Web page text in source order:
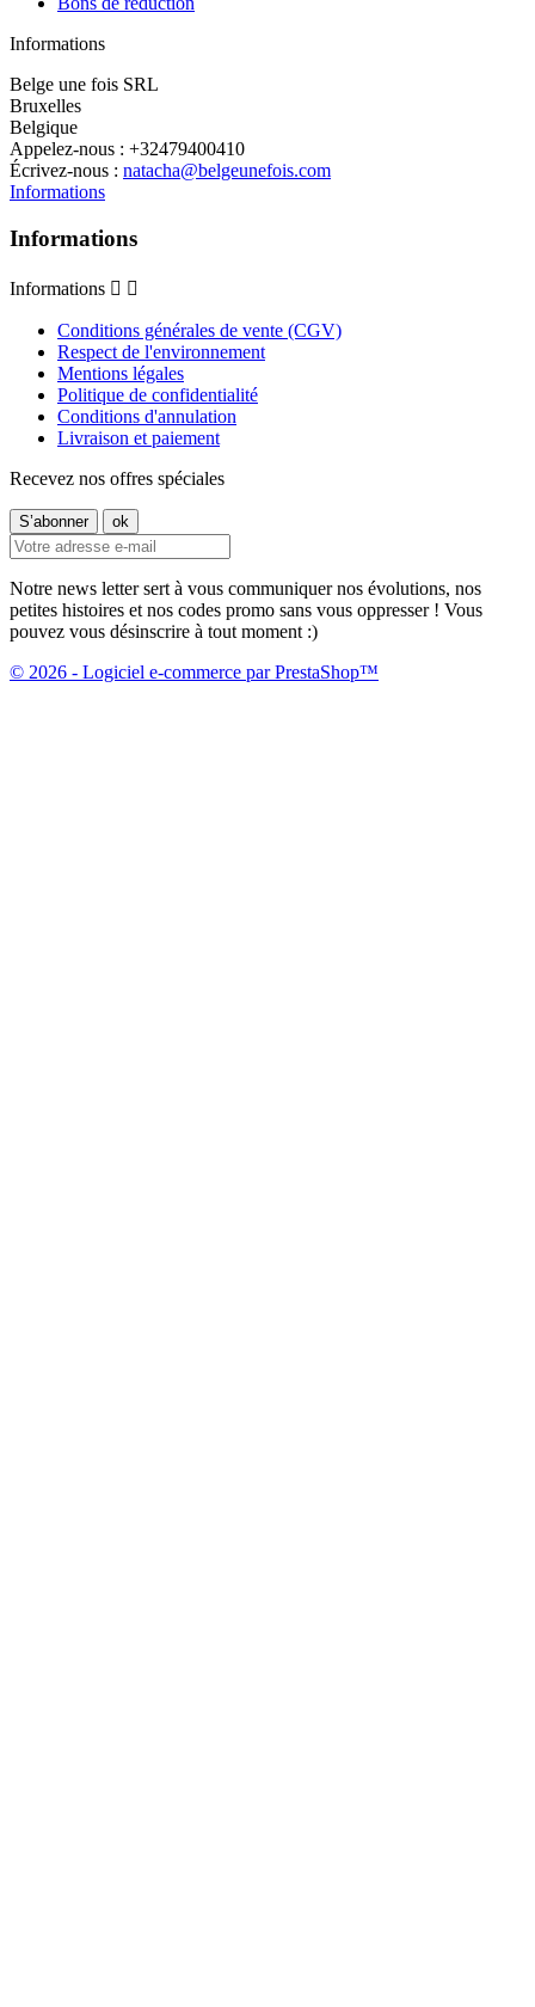
Informations
Belge une fois SRL
Bruxelles
Belgique
Appelez-nous : +32479400410
Écrivez-nous : natacha@belgeunefois.com
Informations
Informations
Informations  
Conditions générales de vente (CGV)
Respect de l'environnement
Mentions légales
Politique de confidentialité
Conditions d'annulation
Livraison et paiement
Recevez nos offres spéciales
Notre news letter sert à vous communiquer nos évolutions, nos
petites histoires et nos codes promo sans vous oppresser ! Vous
pouvez vous désinscrire à tout moment :)
© 2026 - Logiciel e-commerce par PrestaShop™